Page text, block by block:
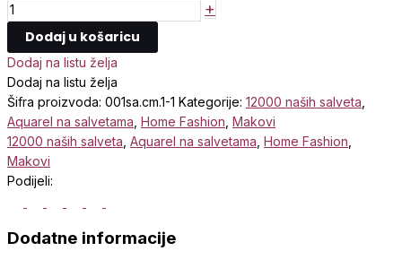
+
Dodaj u košaricu
Dodaj na listu želja
Dodaj na listu želja
Šifra proizvoda: 001sa.cm.1-1 Kategorije: 12000 naših salveta
Aquarel na salvetama Home Fashion Makovi
12000 naših salveta Aquarel na salvetama Home Fashion
Makovi
Podijeli:
Dodatne informacije